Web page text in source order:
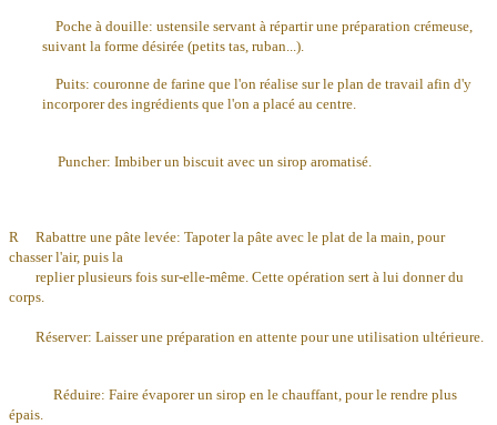
Poche à douille: ustensile servant à répartir une préparation crémeuse,
suivant la forme désirée (petits tas, ruban...).
Puits: couronne de farine que l'on réalise sur le plan de travail afin d'y
incorporer des ingrédients que l'on a placé au centre.
Puncher: Imbiber un biscuit avec un sirop aromatisé.
R Rabattre une pâte levée: Tapoter la pâte avec le plat de la main, pour
chasser l'air, puis la
replier plusieurs fois sur-elle-même. Cette opération sert à lui donner du
corps.
Réserver: Laisser une préparation en attente pour une utilisation ultérieure.
Réduire: Faire évaporer un sirop en le chauffant, pour le rendre plus
épais.